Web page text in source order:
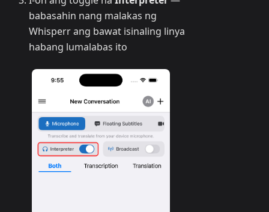
babasahin nang malakas ng
Whisperr ang bawat isinaling linya
habang lumalabas ito